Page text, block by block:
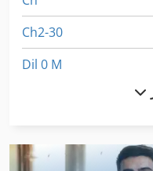
Ch2-30
Dil 0 M
German